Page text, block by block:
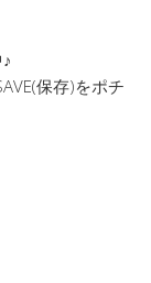
保存)をポチ